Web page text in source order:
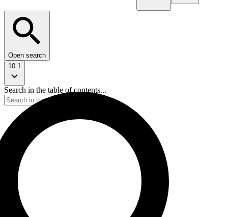
Open search
10.1
Search in the table of contents...